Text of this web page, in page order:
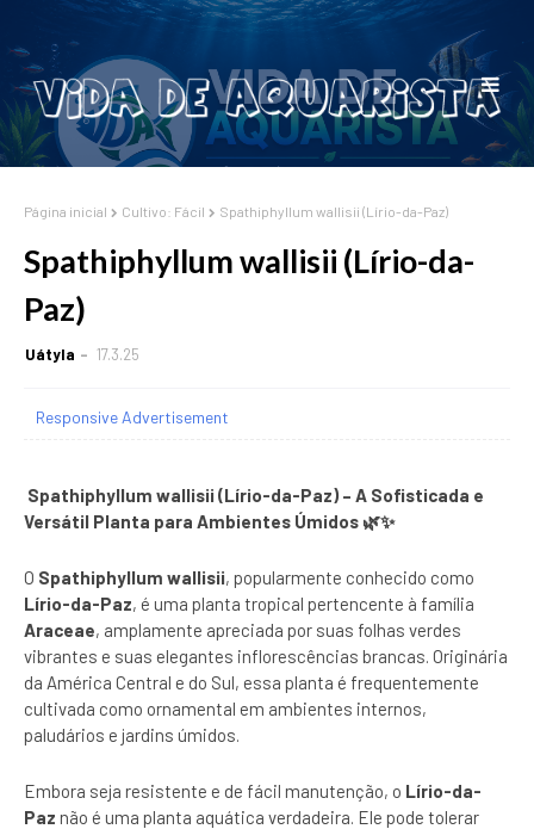
Página inicial Cultivo: Fácil Spathiphyllum wallisii (Lírio-da-Paz)
Spathiphyllum wallisii (Lírio-da-
Paz)
Uátyla 17.3.25
Responsive Advertisement
Spathiphyllum wallisii (Lírio-da-Paz) – A Sofisticada e
Versátil Planta para Ambientes Úmidos 🌿✨
O Spathiphyllum wallisii, popularmente conhecido como
Lírio-da-Paz, é uma planta tropical pertencente à família
Araceae, amplamente apreciada por suas folhas verdes
vibrantes e suas elegantes inflorescências brancas. Originária
da América Central e do Sul, essa planta é frequentemente
cultivada como ornamental em ambientes internos,
paludários e jardins úmidos.
Embora seja resistente e de fácil manutenção, o Lírio-da-
Paz não é uma planta aquática verdadeira. Ele pode tolerar